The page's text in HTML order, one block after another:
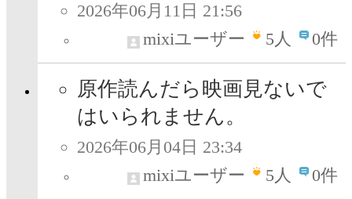
2026年06月11日 21:56
mixiユーザー
5人 0件
原作読んだら映画見ないで
はいられません。
2026年06月04日 23:34
mixiユーザー
5人 0件